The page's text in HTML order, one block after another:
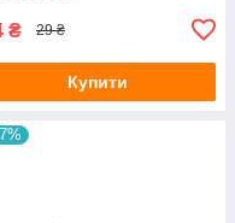
₴ 29 ₴
Купити